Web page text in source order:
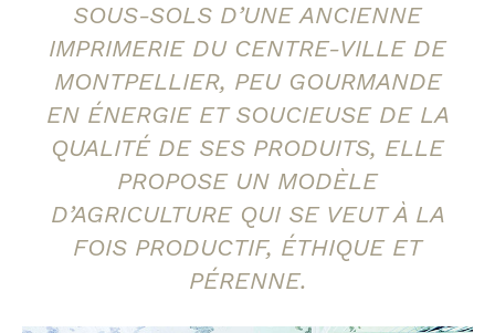
SOUS-SOLS D’UNE ANCIENNE
IMPRIMERIE DU CENTRE-VILLE DE
MONTPELLIER, PEU GOURMANDE
EN ÉNERGIE ET SOUCIEUSE DE LA
QUALITÉ DE SES PRODUITS, ELLE
PROPOSE UN MODÈLE
D’AGRICULTURE QUI SE VEUT À LA
FOIS PRODUCTIF, ÉTHIQUE ET
PÉRENNE.